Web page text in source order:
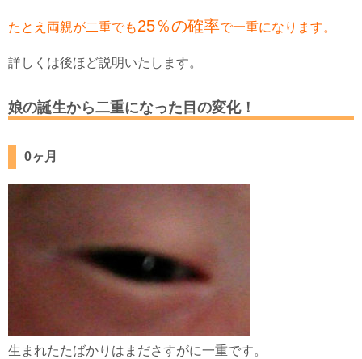
たとえ両親が二重でも25％の確率で一重になります。
詳しくは後ほど説明いたします。
娘の誕生から二重になった目の変化！
0ヶ月
生まれたたばかりはまださすがに一重です。